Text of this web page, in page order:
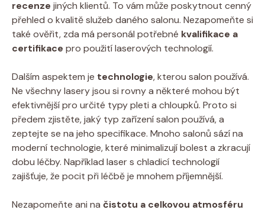
recenze jiných klientů. To vám může poskytnout cenný
přehled o kvalitě služeb daného salonu. Nezapomeňte si
také ověřit, zda má personál potřebné kvalifikace a
certifikace pro použití laserových technologií.
Dalším aspektem je technologie, kterou salon používá.
Ne všechny lasery jsou si rovny a některé mohou být
efektivnější pro určité typy pleti a chloupků. Proto si
předem zjistěte, jaký typ zařízení salon používá, a
zeptejte se na jeho specifikace. Mnoho salonů sází na
moderní technologie, které minimalizují bolest a zkracují
dobu léčby. Například laser s chladicí technologií
zajišťuje, že pocit při léčbě je mnohem příjemnější.
Nezapomeňte ani na čistotu a celkovou atmosféru